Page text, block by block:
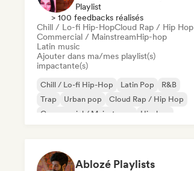
Playlist
> 100 feedbacks réalisés
Chill / Lo-fi Hip-HopCloud Rap / Hip Hop
Commercial / MainstreamHip-hop
Latin music
Ajouter dans ma/mes playlist(s)
impactante(s)
Chill / Lo-fi Hip-Hop Latin Pop
R&B
Trap
Urban pop
Cloud Rap / Hip Hop
Commercial / Mainstream
Hip-hop
Ablozé Playlists